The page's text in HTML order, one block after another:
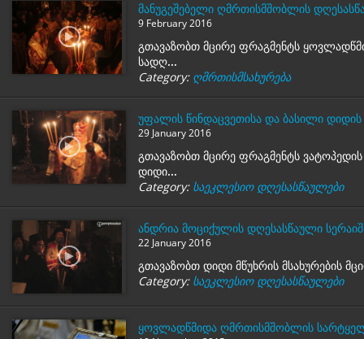
მანუგეშებელი ღმრთისმშობლის
9 February 2016
გთავაზობთ მცირე ფრაგმენტს
სადღ...
Category: ღმრთისმსახურება
უფალის წინდაცვეთისა და ბასილი დიდის
29 January 2016
გთავაზობთ მცირე ფრაგმენტს
დიდი...
Category: საეკლესიო დღესასწაულები
ანდრია მოციქულის დღესასწაული
22 January 2016
გთავაზობთ დიდი მწუხრის მსახურების
Category: საეკლესიო დღესასწაულები
ყოვლადწმიდა ღმრთისმშობლის